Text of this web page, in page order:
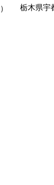
） 栃木県宇